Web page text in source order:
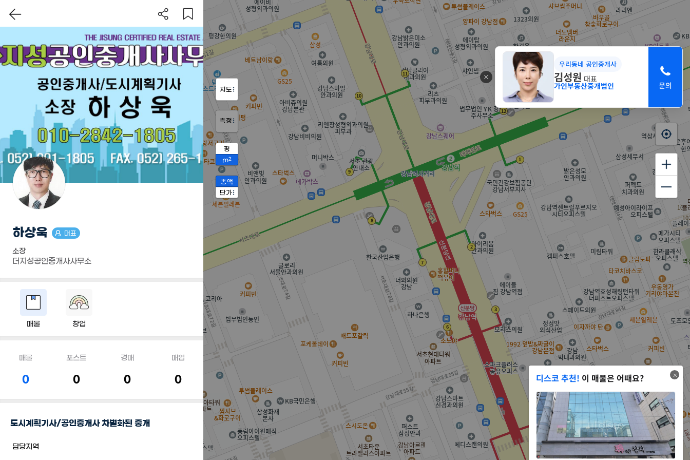
디스코 추천! 이 매물은 어때요?
우리동네 공인중개사
김성원 대표
가인부동산중개법인
지도
측정
평
m2
총액
단가
하상욱 대표
소장
더지성공인중개사사무소
매물 창업
매물
0
포스트
0
경매
0
매입
0
도시계획기사/공인중개사 차별화된 중개
담당지역